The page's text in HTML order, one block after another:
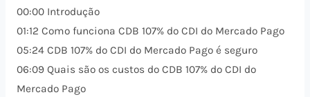
00:00 Introdução
01:12 Como funciona CDB 107% do CDI do Mercado Pago
05:24 CDB 107% do CDI do Mercado Pago é seguro
06:09 Quais são os custos do CDB 107% do CDI do
Mercado Pago